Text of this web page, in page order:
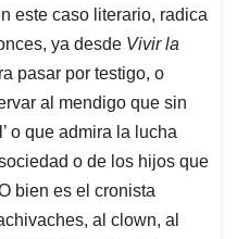
este caso literario, radica
ya desde Vivir la
pasar por testigo, o
al mendigo que sin
o que admira la lucha
o de los hijos que
bien es el cronista
al clown, al